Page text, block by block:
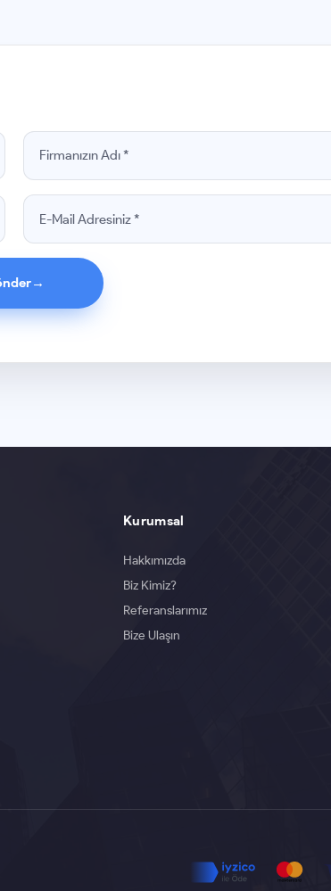
→
Kurumsal
Hakkımızda
Biz Kimiz?
Referanslarımız
Bize Ulaşın